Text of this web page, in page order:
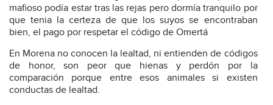
mafioso podía estar tras las rejas pero dormía tranquilo por
que tenia la certeza de que los suyos se encontraban
bien, el pago por respetar el código de Omertá
En Morena no conocen la lealtad, ni entienden de códigos
de honor, son peor que hienas y perdón por la
comparación porque entre esos animales si existen
conductas de lealtad.